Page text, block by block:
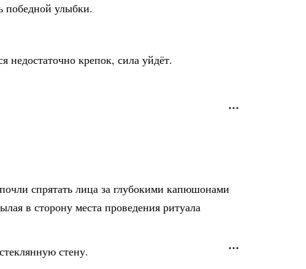
победной улыбки.
недостаточно крепок, сила уйдёт.
спрятать лица за глубокими капюшонами
в сторону места проведения ритуала
стену.